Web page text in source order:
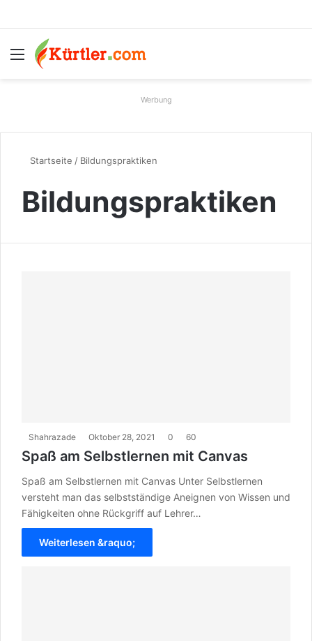
Menü
Werbung
Startseite / Bildungspraktiken
Bildungspraktiken
Shahrazade Oktober 28, 2021 0 60
Spaß am Selbstlernen mit Canvas
Spaß am Selbstlernen mit Canvas Unter Selbstlernen
versteht man das selbstständige Aneignen von Wissen und
Fähigkeiten ohne Rückgriff auf Lehrer…
Weiterlesen &raquo;